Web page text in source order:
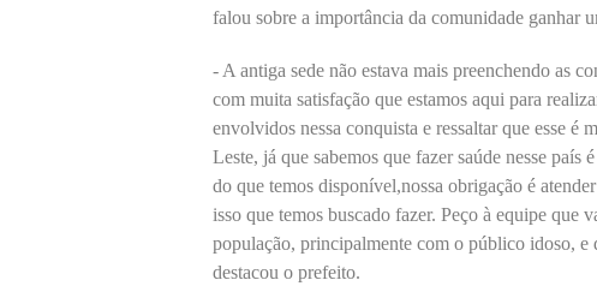
falou sobre a importância da comunidade ganhar
- A antiga sede não estava mais preenchendo as
com muita satisfação que estamos aqui para
envolvidos nessa conquista e ressaltar que esse é
Leste, já que sabemos que fazer saúde nesse
do que temos disponível,nossa obrigação é
isso que temos buscado fazer. Peço à equipe que
população, principalmente com o público idoso, e
destacou o prefeito.